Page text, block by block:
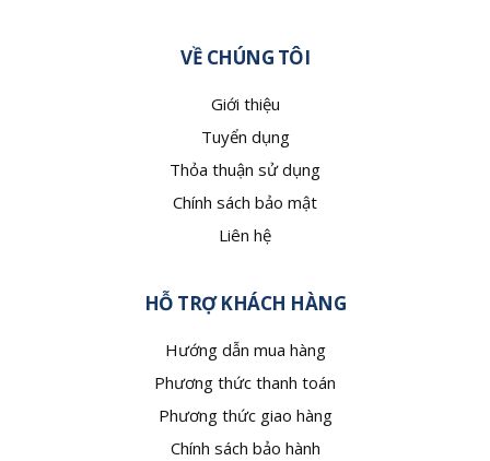
VỀ CHÚNG TÔI
Giới thiệu
Tuyển dụng
Thỏa thuận sử dụng
Chính sách bảo mật
Liên hệ
HỖ TRỢ KHÁCH HÀNG
Hướng dẫn mua hàng
Phương thức thanh toán
Phương thức giao hàng
Chính sách bảo hành